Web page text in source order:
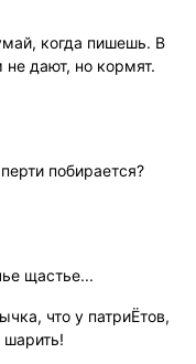
когда пишешь. В
не дают, но кормят.
побирается?
щастье...
что у патриЁтов,